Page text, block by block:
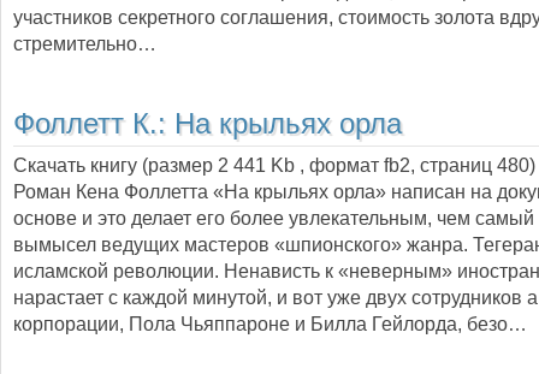
участников секретного соглашения, стоимость золота
стремительно…
Фоллетт К.: На крыльях орла
Скачать книгу (размер 2 441 Kb , формат fb2, страниц 480
Роман Кена Фоллетта «На крыльях орла» написан на
основе и это делает его более увлекательным, чем
вымысел ведущих мастеров «шпионского» жанра.
исламской революции. Ненависть к «неверным»
нарастает с каждой минутой, и вот уже двух сотрудников
корпорации, Пола Чьяппароне и Билла Гейлорда, безо…